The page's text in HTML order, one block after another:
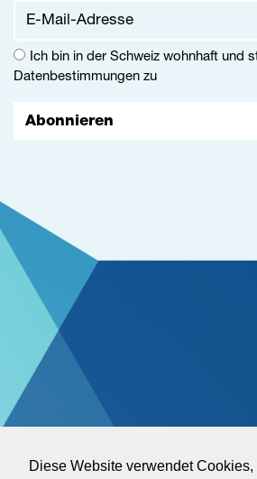
Diese Website verwendet Cookies,
Abonnieren
Ich bin in der Schweiz wohnhaft und
Datenbestimmungen zu